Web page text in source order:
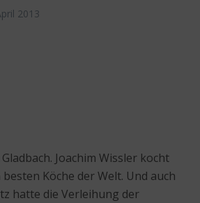
2013
Joachim Wissler kocht
Köche der Welt. Und auch
hatte die Verleihung der